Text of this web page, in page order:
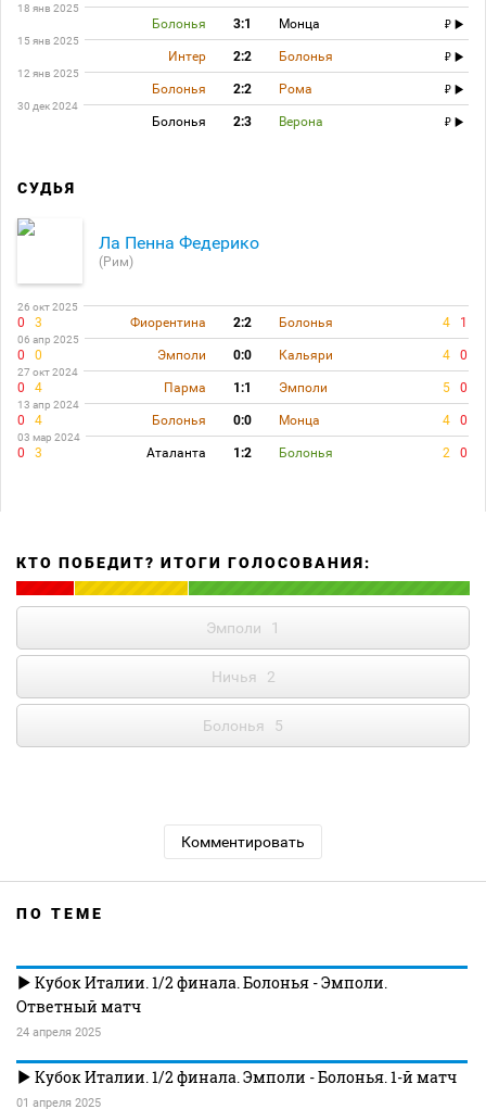
18 янв 2025
Болонья 3:1 Монца
15 янв 2025
Интер 2:2 Болонья
12 янв 2025
Болонья 2:2 Рома
30 дек 2024
Болонья 2:3 Верона
СУДЬЯ
Ла Пенна Федерико
(Рим)
26 окт 2025
0 3 Фиорентина 2:2 Болонья 4 1
06 апр 2025
0 0 Эмполи 0:0 Кальяри 4 0
27 окт 2024
0 4 Парма 1:1 Эмполи 5 0
13 апр 2024
0 4 Болонья 0:0 Монца 4 0
03 мар 2024
0 3 Аталанта 1:2 Болонья 2 0
КТО ПОБЕДИТ? ИТОГИ ГОЛОСОВАНИЯ:
Эмполи 1
Ничья 2
Болонья 5
Комментировать
ПО ТЕМЕ
Кубок Италии. 1/2 финала. Болонья - Эмполи.
Ответный матч
24 апреля 2025
Кубок Италии. 1/2 финала. Эмполи - Болонья. 1-й матч
01 апреля 2025